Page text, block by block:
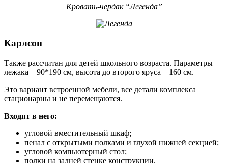
Кровать-чердак “Легенда”
Карлсон
Также рассчитан для детей школьного возраста. Параметры
лежака – 90*190 см, высота до второго яруса – 160 см.
Это вариант встроенной мебели, все детали комплекса
стационарны и не перемещаются.
Входят в него:
угловой вместительный шкаф;
пенал с открытыми полками и глухой нижней секцией;
угловой компьютерный стол;
полки на задней стенке конструкции.